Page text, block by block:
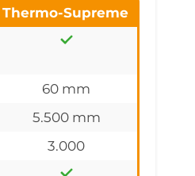
Thermo-Supreme
60 mm
5.500 mm
3.000